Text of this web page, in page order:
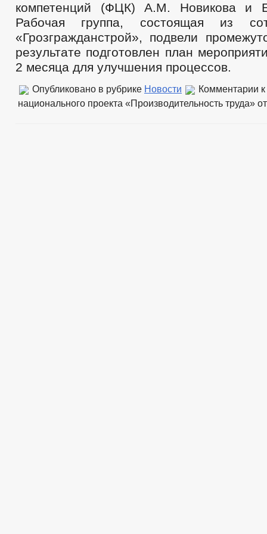
компетенций (ФЦК) А.М. Новикова и
Рабочая группа, состоящая из
«Грозгражданстрой», подвели
результате подготовлен план
2 месяца для улучшения процессов.
Опубликовано в рубрике Новости Комментарии
национального проекта «Производительность труда»